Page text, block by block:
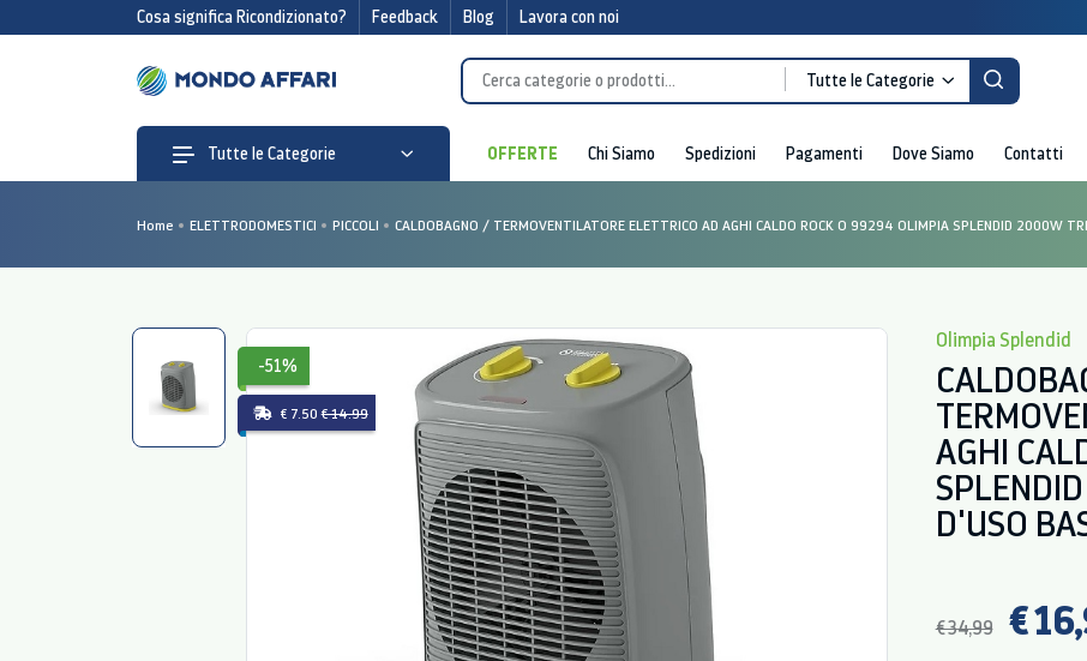
Cosa significa Ricondizionato? Feedback Blog Lavora con noi
Tutte le Categorie
Tutte le Categorie OFFERTE Chi Siamo Spedizioni Pagamenti Dove Siamo Contatti
Home ELETTRODOMESTICI PICCOLI CALDOBAGNO / TERMOVENTILATORE ELETTRICO AD AGHI CALDO ROCK O 99294 OLIMPIA SPLENDID 2000W
-51%
€ 7.50€ 14.99
Olimpia Splendid
AGHI
D'USO
€ 34,99 €